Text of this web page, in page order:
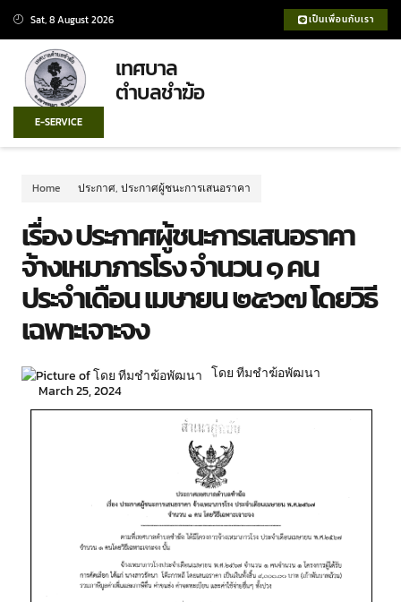
Sat, 8 August 2026 เป็นเพื่อนกับเรา
เทศบาล
ตำบลชำฆ้อ
E-SERVICE
Home ประกาศ, ประกาศผู้ชนะการเสนอราคา
เรื่อง ประกาศผู้ชนะการเสนอราคา
จ้างเหมาภารโรง จำนวน ๑ คน
ประจำเดือน เมษายน ๒๕๖๗ โดยวิธี
เฉพาะเจาะจง
โดย ทีมชำฆ้อพัฒนา
March 25, 2024